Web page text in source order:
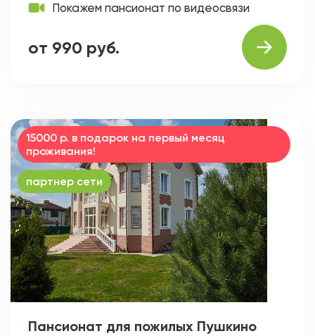
Покажем пансионат по видеосвязи
от 990 руб.
15000 р. в подарок на первый месяц
проживания!
партнер сети
Пансионат для пожилых Пушкино